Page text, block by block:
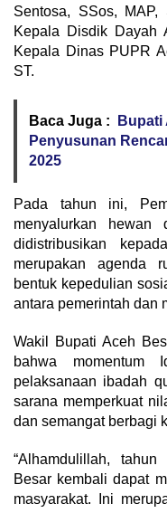
Sentosa, SSos,
Kepala Disdik Dayah
Kepala Dinas PUPR
ST.
Baca Juga :
Bupati
Penyusunan
2025
Pada tahun ini,
menyalurkan
didistribusikan
merupakan agenda
bentuk kepedulian
antara pemerintah dan
Wakil Bupati Aceh
bahwa momentum
pelaksanaan ibadah
sarana memperkuat
dan semangat berbagi
“Alhamdulillah,
Besar kembali dapat
masyarakat. Ini